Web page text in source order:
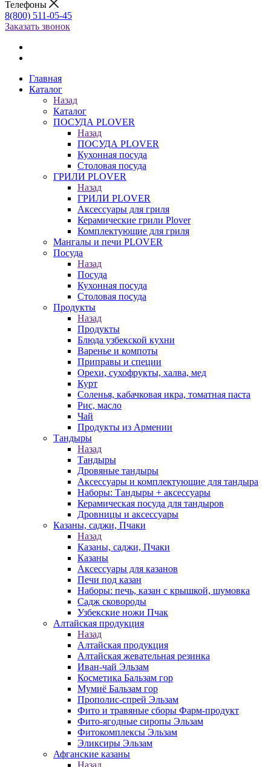
Телефоны
8(800) 511-05-45
Заказать звонок
Главная
Каталог
Назад
Каталог
ПОСУДА PLOVER
Назад
ПОСУДА PLOVER
Кухонная посуда
Столовая посуда
ГРИЛИ PLOVER
Назад
ГРИЛИ PLOVER
Аксессуары для гриля
Керамические грили Plover
Комплектующие для гриля
Мангалы и печи PLOVER
Посуда
Назад
Посуда
Кухонная посуда
Столовая посуда
Продукты
Назад
Продукты
Блюда узбекской кухни
Варенье и компоты
Приправы и специи
Орехи, сухофрукты, халва, мед
Курт
Соленья, кабачковая икра, томатная паста
Рис, масло
Чай
Продукты из Армении
Тандыры
Назад
Тандыры
Дровяные тандыры
Аксессуары и комплектующие для тандыра
Наборы: Тандыры + аксессуары
Керамическая посуда для тандыров
Дровницы и аксессуары
Казаны, саджи, Пчаки
Назад
Казаны, саджи, Пчаки
Казаны
Аксессуары для казанов
Печи под казан
Наборы: печь, казан с крышкой, шумовка
Садж сковороды
Узбекские ножи Пчак
Алтайская продукция
Назад
Алтайская продукция
Алтайская жевательная резинка
Иван-чай Эльзам
Косметика Бальзам гор
Мумиё Бальзам гор
Прополис-спрей Эльзам
Фито и травяные сборы Фарм-продукт
Фито-ягодные сиропы Эльзам
Фитокомплексы Эльзам
Эликсиры Эльзам
Афганские казаны
Назад